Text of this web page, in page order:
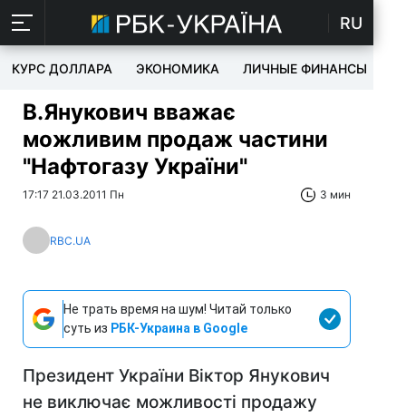
RU
КУРС ДОЛЛАРА ЭКОНОМИКА ЛИЧНЫЕ ФИНАНСЫ
В.Янукович вважає
можливим продаж частини
"Нафтогазу України"
17:17 21.03.2011 Пн 3 мин
RBC.UA
Не трать время на шум! Читай только
суть из РБК-Украина в Google
Президент України Віктор Янукович
не виключає можливості продажу